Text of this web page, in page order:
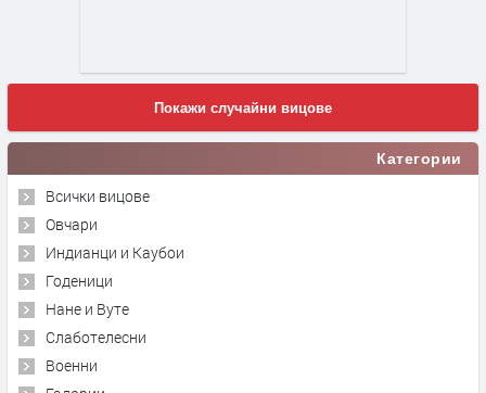
Покажи случайни вицове
Категории
Всички вицове
Овчари
Индианци и Каубои
Годеници
Нане и Вуте
Слаботелесни
Военни